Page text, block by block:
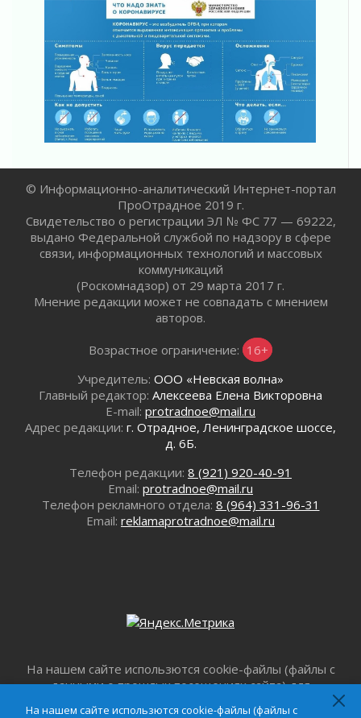
Километровые столбы «Дороги жизни»
отправили на реставрацию
02 августа 2026
Ленобласть внедрила передовую подготовку
операторов БПЛА
02 августа 2026
В Ивангороде появилась «Избушка-
воробушка»
Юхла, мука, кантеле и Водяной
01 августа 2026
Лето катится с горки
01 августа 2026
В Ленобласти открылась экспозиция к 150-
01 августа 2026
Лето без гаджетов
Болезнь девственниц и вампиров
Безмолвный крик о помощи
В музей всей семьёй
Без заявлений и очередей
Не женское это дело...уверены?
01 августа 2026
Один в поле — не воин
Пик топливного кризиса в регионе прошёл
О мужестве, долге и стойкости
© Информационно-аналитический Интернет-портал
ПроОтрадное 2019 г.
Свидетельство о регистрации ЭЛ № ФС 77 — 69222,
выдано Федеральной службой по надзору в сфере
связи, информационных технологий и массовых
коммуникаций
(Роскомнадзор) от 29 марта 2017 г.
Мнение редакции может не совпадать с мнением
авторов.
Возрастное ограничение: 16+
Учредитель: ООО «Невская волна»
Главный редактор: Алексеева Елена Викторовна
E-mail: protradnoe@mail.ru
Адрес редакции: г. Отрадное, Ленинградское шоссе,
д. 6Б.
Телефон редакции: 8 (921) 920-40-91
Email: protradnoe@mail.ru
Телефон рекламного отдела: 8 (964) 331-96-31
Email: reklamaprotradnoe@mail.ru
На нашем сайте использются cookie-файлы (файлы с
данными о прошлых посещениях сайта) для
На нашем сайте использются cookie-файлы (файлы с